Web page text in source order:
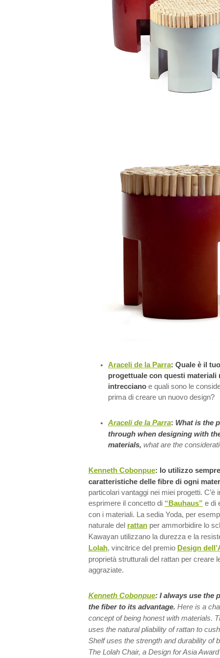
Araceli de la Parra: Quale è il
progettuale con questi materiali
intrecciano e quali sono le
prima di creare un nuovo design?
Araceli de la Parra: What is the
through when designing with
materials, what are the
Kenneth Cobonpue: Io utilizzo
caratteristiche delle fibre di ogni
particolari vantaggi nei miei progetti. C’è
esprimere il concetto di “Bauhaus” e di
con i materiali. La sedia Yoda, per
naturale del rattan per ammorbidire lo
Kawayan utilizzano la durezza e la
Lolah, vincitrice del premio Design
proprietà strutturali del rattan per creare
aggraziate.
Kenneth Cobonpue: I always use the
the fiber to its advantage. Here is a
concept of being honest with materials.
uses the natural pliability of rattan to
Shelf uses the strength and durability of
The Lolah Chair, a Design for Asia